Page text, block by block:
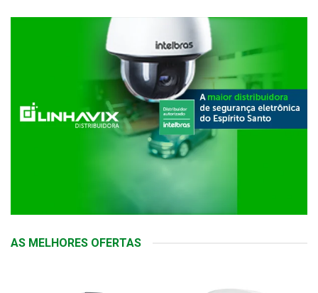
AS MELHORES OFERTAS